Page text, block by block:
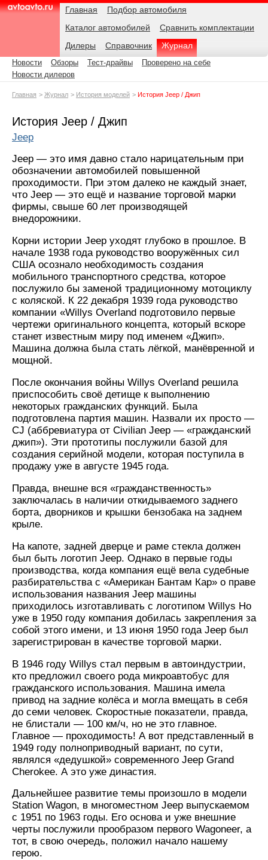
AvtoAvto.ru
Навигация Главная
Подбор автомобиля
Каталог автомобилей
Сравнить комплектации
Дилеры
Справочник Журнал
Подразделы
Новости Обзоры Тест-драйвы
Проверено на себе
Новости дилеров
Родительские
Главная Журнал История моделей История Jeep / Джип
История Jeep / Джип
Jeep
Jeep — это имя давно стало нарицательным при
обозначении автомобилей повышенной
проходимости. При этом далеко не каждый знает,
что Jeep — это ещё и название торговой марки
фирмы, свыше 60 лет производящей
внедорожники.
Корни истории Jeep уходят глубоко в прошлое. В
начале 1938 года руководство вооружённых сил
США осознало необходимость создания
мобильного транспортного средства, которое
послужило бы заменой традиционному мотоциклу
с коляской. К 22 декабря 1939 года руководство
компании «Willys Overland подготовило первые
чертежи оригинального концепта, который вскоре
станет известным миру под именем «Джип».
Машина должна была стать лёгкой, манёвренной и
мощной.
После окончания войны Willys Overland решила
приспособить своё детище к выполнению
некоторых гражданских функций. Была
подготовлена партия машин. Назвали их просто —
CJ (аббревиатура от Civilian Jeep — «гражданский
джип»). Эти прототипы послужили базой для
создания серийной модели, которая поступила в
продажу уже в августе 1945 года.
Правда, внешне вся «гражданственность»
заключалась в наличии откидываемого заднего
борта, дворников и крышки бензобака на заднем
крыле.
На капоте, задней дверце и раме стекла должен
был быть логотип Jeep. Однако в первые годы
производства, когда компания ещё вела судебные
разбирательства с «Американ Бантам Кар» о праве
использования названия Jeep машины
приходилось изготавливать с логотипом Willys Но
уже в 1950 году компания добилась закрепления за
собой этого имени, и 13 июня 1950 года Jeep был
зарегистрирован в качестве торговой марки.
В 1946 году Willys стал первым в автоиндустрии,
кто предложил своего рода микроавтобус для
гражданского использования. Машина имела
привод на задние колёса и могла вмещать в себя
до семи человек. Скоростные показатели, правда,
не блистали — 100 км/ч, но не это главное.
Главное — проходимость! А вот представленный в
1949 году полноприводный вариант, по сути,
являлся «дедушкой» современного Jeep Grand
Cherokee. А это уже династия.
Дальнейшее развитие темы произошло в модели
Station Wagon, в многоместном Jeep выпускаемом
с 1951 по 1963 годы. Его основа и уже внешние
черты послужили прообразом первого Wagoneer, а
тот, в свою очередь, положил начало нашему
герою.
Дата: